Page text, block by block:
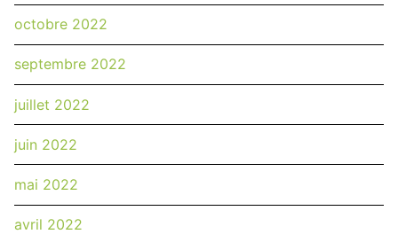
octobre 2022
septembre 2022
juillet 2022
juin 2022
mai 2022
avril 2022